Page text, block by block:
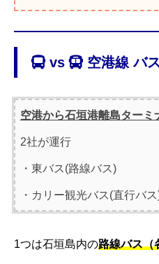
vs 空港線 バ
空港から石垣港離島ターミ
2社が運行
・東バス(路線バス)
・カリー観光バス(直行バ
1つは石垣島内の路線バス（